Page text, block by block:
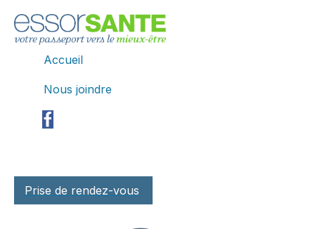
Accueil
Nous joindre
Prise de rendez-vous